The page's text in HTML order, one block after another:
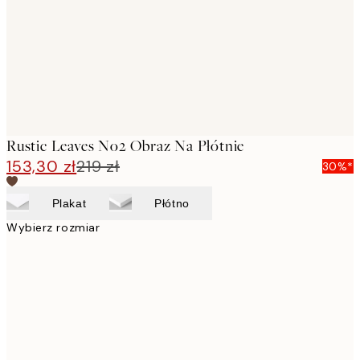
Rustic Leaves No2 Obraz Na Płótnie
153,30 zł219 zł 30%*
Plakat Płótno
Wybierz rozmiar